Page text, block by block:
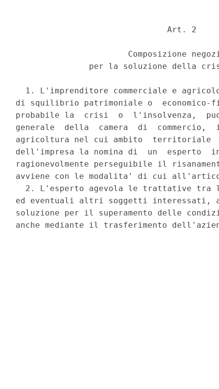
                               Art. 2
Composizione
per la soluzione della
1. L'imprenditore commerciale e
di squilibrio patrimoniale o  economico-
probabile la  crisi  o  l'insolvenza,
generale  della  camera  di
agricoltura nel cui ambito  territoriale
dell'impresa la nomina di  un  esperto
ragionevolmente perseguibile il
avviene con le modalita' di cui
2. L'esperto agevola le trattative tra
ed eventuali altri soggetti interessati,
soluzione per il superamento delle